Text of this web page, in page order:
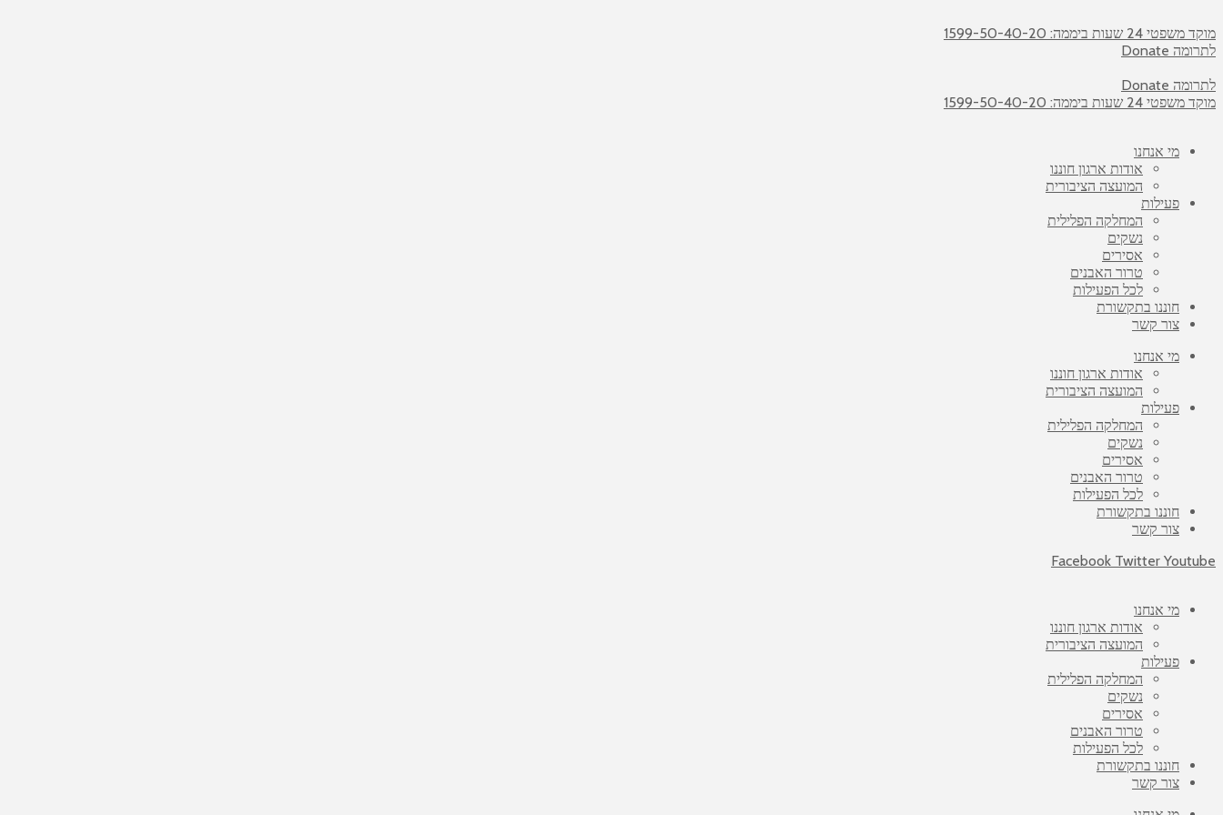
מוקד משפטי 24 שעות ביממה: 1599-50-40-20
לתרומה Donate
לתרומה Donate
מוקד משפטי 24 שעות ביממה: 1599-50-40-20
מי אנחנו
אודות ארגון חוננו
המועצה הציבורית
פעילות
המחלקה הפלילית
נשקים
אסירים
טרור האבנים
לכל הפעילות
חוננו בתקשורת
צור קשר
מי אנחנו
אודות ארגון חוננו
המועצה הציבורית
פעילות
המחלקה הפלילית
נשקים
אסירים
טרור האבנים
לכל הפעילות
חוננו בתקשורת
צור קשר
Facebook Twitter Youtube
מי אנחנו
אודות ארגון חוננו
המועצה הציבורית
פעילות
המחלקה הפלילית
נשקים
אסירים
טרור האבנים
לכל הפעילות
חוננו בתקשורת
צור קשר